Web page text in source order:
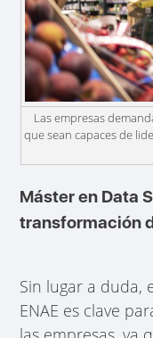
Las empresas
que sean capaces de
Máster en Data
transformación
Sin lugar a duda,
ENAE es clave